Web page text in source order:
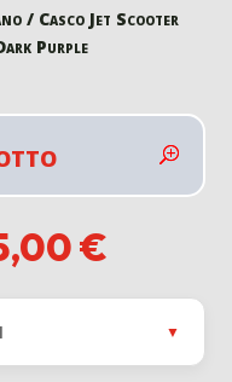
/ Casco Jet Scooter
Purple
€.
€
attuale
45,00
▼